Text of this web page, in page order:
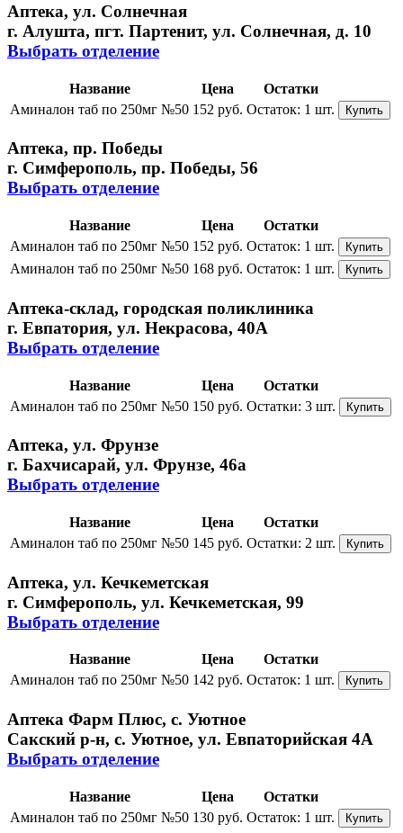
Аптека, ул. Солнечная
г. Алушта, пгт. Партенит, ул. Солнечная, д. 10
Выбрать отделение
Название Цена
Остатки
Аминалон таб по 250мг №50 152 руб. Остаток: 1 шт. Купить
Аптека, пр. Победы
г. Симферополь, пр. Победы, 56
Выбрать отделение
Название Цена
Остатки
Аминалон таб по 250мг №50 152 руб. Остаток: 1 шт. Купить
Аминалон таб по 250мг №50 168 руб. Остаток: 1 шт. Купить
Аптека-склад, городская поликлиника
г. Евпатория, ул. Некрасова, 40A
Выбрать отделение
Название Цена
Остатки
Аминалон таб по 250мг №50 150 руб. Остатки: 3 шт. Купить
Аптека, ул. Фрунзе
г. Бахчисарай, ул. Фрунзе, 46а
Выбрать отделение
Название Цена
Остатки
Аминалон таб по 250мг №50 145 руб. Остатки: 2 шт. Купить
Аптека, ул. Кечкеметская
г. Симферополь, ул. Кечкеметская, 99
Выбрать отделение
Название Цена
Остатки
Аминалон таб по 250мг №50 142 руб. Остаток: 1 шт. Купить
Аптека Фарм Плюс, с. Уютное
Сакский р-н, с. Уютное, ул. Евпаторийская 4А
Выбрать отделение
Название Цена
Остатки
Аминалон таб по 250мг №50 130 руб. Остаток: 1 шт. Купить